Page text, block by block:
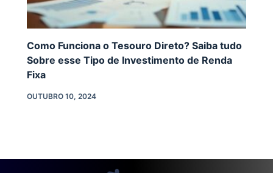
Como Funciona o Tesouro Direto? Saiba tudo
Sobre esse Tipo de Investimento de Renda
Fixa
OUTUBRO 10, 2024